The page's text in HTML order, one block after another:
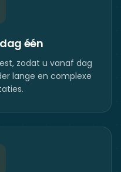
één
zodat u vanaf dag
lange en complexe